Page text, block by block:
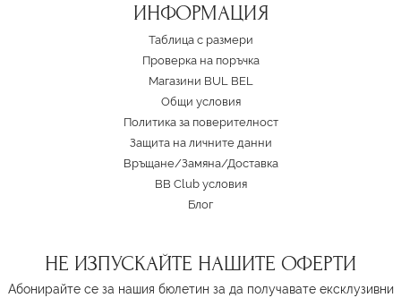
ИНФОРМАЦИЯ
Таблица с размери
Проверка на поръчка
Магазини BUL BEL
Oбщи условия
Политика за поверителност
Защита на личните данни
Връщане/Замяна/Доставка
BB Club условия
Блог
НЕ ИЗПУСКАЙТЕ НАШИТЕ ОФЕРТИ
Абонирайте се за нашия бюлетин за да получавате ексклузивни